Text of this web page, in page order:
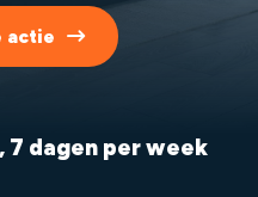
actie
7 dagen per week